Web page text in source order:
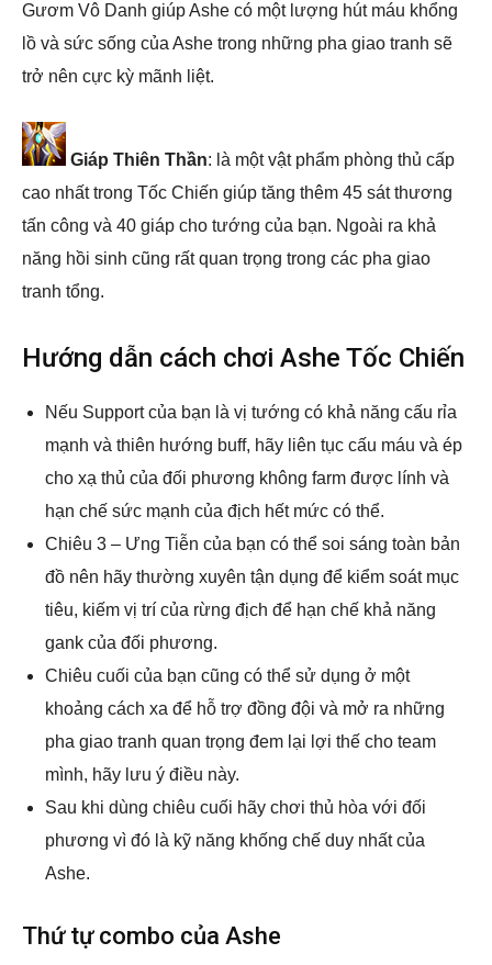
Gươm Vô Danh giúp Ashe có một lượng hút máu khổng
lồ và sức sống của Ashe trong những pha giao tranh sẽ
trở nên cực kỳ mãnh liệt.
Giáp Thiên Thần: là một vật phẩm phòng thủ cấp
cao nhất trong Tốc Chiến giúp tăng thêm 45 sát thương
tấn công và 40 giáp cho tướng của bạn. Ngoài ra khả
năng hồi sinh cũng rất quan trọng trong các pha giao
tranh tổng.
Hướng dẫn cách chơi Ashe Tốc Chiến
Nếu Support của bạn là vị tướng có khả năng cấu rỉa
mạnh và thiên hướng buff, hãy liên tục cấu máu và ép
cho xạ thủ của đối phương không farm được lính và
hạn chế sức mạnh của địch hết mức có thể.
Chiêu 3 – Ưng Tiễn của bạn có thể soi sáng toàn bản
đồ nên hãy thường xuyên tận dụng để kiểm soát mục
tiêu, kiếm vị trí của rừng địch để hạn chế khả năng
gank của đối phương.
Chiêu cuối của bạn cũng có thể sử dụng ở một
khoảng cách xa để hỗ trợ đồng đội và mở ra những
pha giao tranh quan trọng đem lại lợi thế cho team
mình, hãy lưu ý điều này.
Sau khi dùng chiêu cuối hãy chơi thủ hòa với đối
phương vì đó là kỹ năng khống chế duy nhất của
Ashe.
Thứ tự combo của Ashe